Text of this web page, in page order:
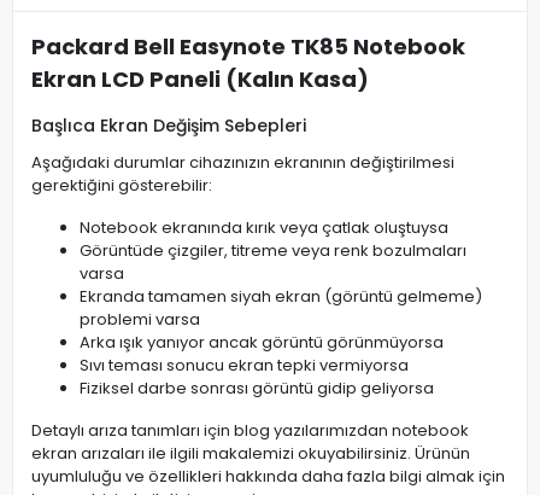
Packard Bell Easynote TK85 Notebook
Ekran LCD Paneli (Kalın Kasa)
Başlıca Ekran Değişim Sebepleri
Aşağıdaki durumlar cihazınızın ekranının değiştirilmesi
gerektiğini gösterebilir:
Notebook ekranında kırık veya çatlak oluştuysa
Görüntüde çizgiler, titreme veya renk bozulmaları
varsa
Ekranda tamamen siyah ekran (görüntü gelmeme)
problemi varsa
Arka ışık yanıyor ancak görüntü görünmüyorsa
Sıvı teması sonucu ekran tepki vermiyorsa
Fiziksel darbe sonrası görüntü gidip geliyorsa
Detaylı arıza tanımları için blog yazılarımızdan notebook
ekran arızaları ile ilgili makalemizi okuyabilirsiniz. Ürünün
uyumluluğu ve özellikleri hakkında daha fazla bilgi almak için